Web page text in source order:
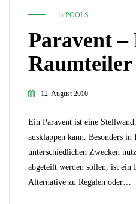
in POOLS
Paravent
Raumteiler
12. August 2010
Ein Paravent ist eine
ausklappen kann. Besonders
unterschiedlichen Zwecken
abgeteilt werden sollen, ist ein
Alternative zu Regalen oder…